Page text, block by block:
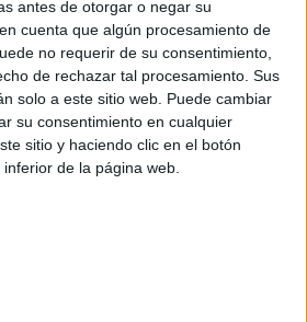
antes de otorgar o negar su
cuenta que algún procesamiento de
no requerir de su consentimiento,
de rechazar tal procesamiento. Sus
solo a este sitio web. Puede cambiar
su consentimiento en cualquier
sitio y haciendo clic en el botón
de la página web.